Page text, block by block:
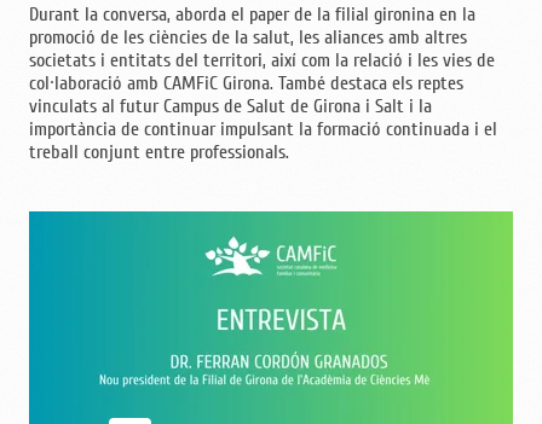
Durant la conversa, aborda el paper de la filial gironina en la
promoció de les ciències de la salut, les aliances amb altres
societats i entitats del territori, així com la relació i les vies de
col·laboració amb CAMFiC Girona. També destaca els reptes
vinculats al futur Campus de Salut de Girona i Salt i la
importància de continuar impulsant la formació continuada i el
treball conjunt entre professionals.